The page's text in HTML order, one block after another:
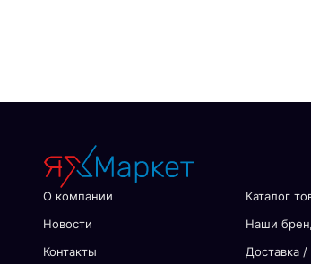
О компании
Новости
Контакты
Каталог
Наши
Доставка /